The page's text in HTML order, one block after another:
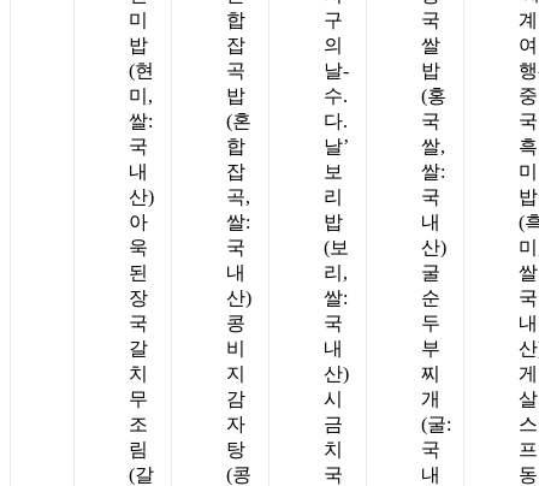
미
밥
(현
미,
쌀:
국
내
산)
아
욱
된
장
국
갈
치
무
조
림
(갈
합
잡
곡
밥
(혼
합
잡
곡,
쌀:
국
내
산)
콩
비
지
감
자
탕
(콩
구
의
날-
수.
다.
날’
보
리
밥
(보
리,
쌀:
국
내
산)
시
금
치
국
국
쌀
밥
(홍
국
쌀,
쌀:
국
내
산)
굴
순
두
부
찌
개
(굴:
국
내
계
여
중
국
흑
미
밥
(
국
내
게
살
스
프
동